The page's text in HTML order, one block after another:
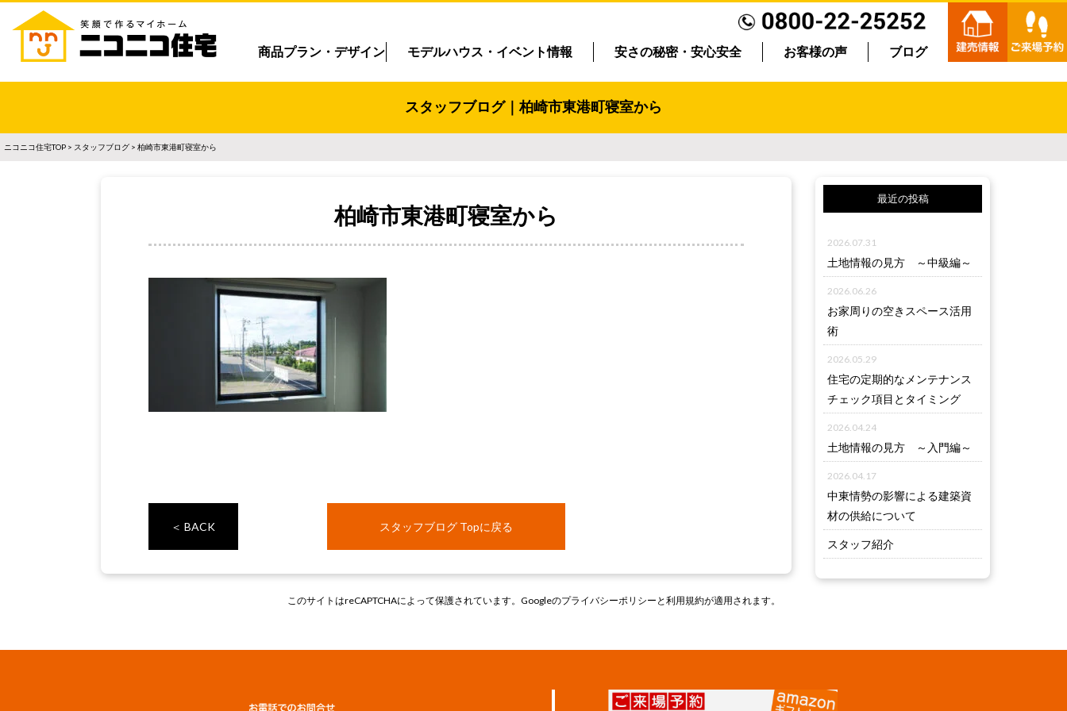
商品プラン・デザイン モデルハウス・イベント情報 安さの秘密・安心安全 お客様の声 ブログ
スタッフブログ｜柏崎市東港町寝室から
ニコニコ住宅TOP > スタッフブログ > 柏崎市東港町寝室から
柏崎市東港町寝室から
＜ BACK スタッフブログ Topに戻る
最近の投稿
2026.07.31
土地情報の見方 ～中級編～
2026.06.26
お家周りの空きスペース活用
術
2026.05.29
住宅の定期的なメンテナンス
チェック項目とタイミング
2026.04.24
土地情報の見方 ～入門編～
2026.04.17
中東情勢の影響による建築資
材の供給について
スタッフ紹介
このサイトはreCAPTCHAによって保護されています。Googleのプライバシーポリシー と利用規約が適用されます。